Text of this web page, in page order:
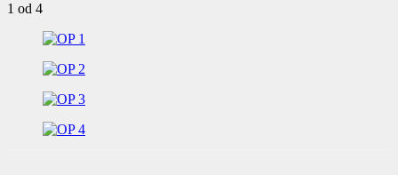
1 od 4